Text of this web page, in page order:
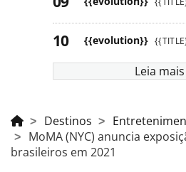
{{evolution}}
Leia mais
Destinos
MoMA (NYC) anuncia
brasileiros em 2021